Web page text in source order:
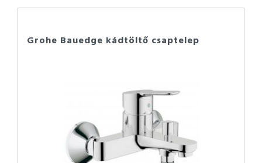
Grohe Bauedge kádtöltő csaptelep